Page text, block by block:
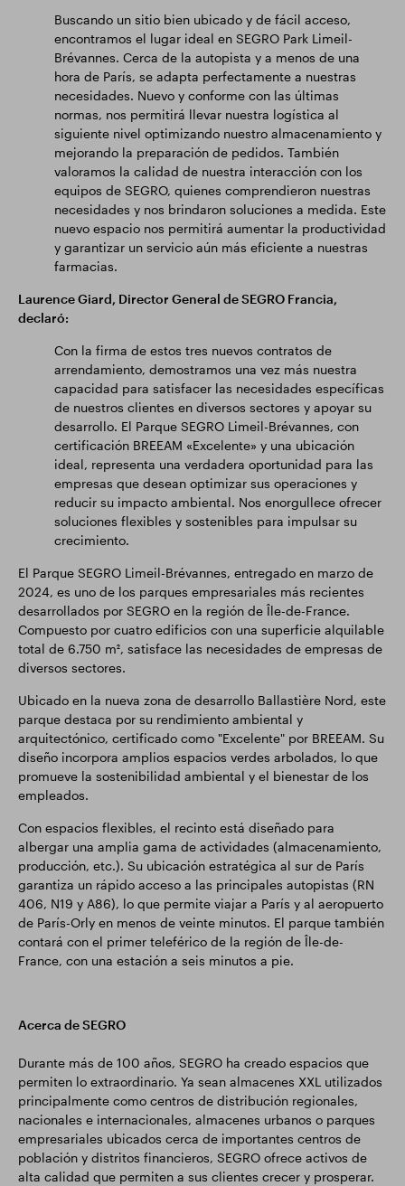
Buscando un sitio bien ubicado y de fácil acceso,
encontramos el lugar ideal en SEGRO Park Limeil-
Brévannes. Cerca de la autopista y a menos de una
hora de París, se adapta perfectamente a nuestras
necesidades. Nuevo y conforme con las últimas
normas, nos permitirá llevar nuestra logística al
siguiente nivel optimizando nuestro almacenamiento y
mejorando la preparación de pedidos. También
valoramos la calidad de nuestra interacción con los
equipos de SEGRO, quienes comprendieron nuestras
necesidades y nos brindaron soluciones a medida. Este
nuevo espacio nos permitirá aumentar la productividad
y garantizar un servicio aún más eficiente a nuestras
farmacias.
Laurence Giard, Director General de SEGRO Francia,
declaró:
Con la firma de estos tres nuevos contratos de
arrendamiento, demostramos una vez más nuestra
capacidad para satisfacer las necesidades específicas
de nuestros clientes en diversos sectores y apoyar su
desarrollo. El Parque SEGRO Limeil-Brévannes, con
certificación BREEAM «Excelente» y una ubicación
ideal, representa una verdadera oportunidad para las
empresas que desean optimizar sus operaciones y
reducir su impacto ambiental. Nos enorgullece ofrecer
soluciones flexibles y sostenibles para impulsar su
crecimiento.
El Parque SEGRO Limeil-Brévannes, entregado en marzo de
2024, es uno de los parques empresariales más recientes
desarrollados por SEGRO en la región de Île-de-France.
Compuesto por cuatro edificios con una superficie alquilable
total de 6.750 m², satisface las necesidades de empresas de
diversos sectores.
Ubicado en la nueva zona de desarrollo Ballastière Nord, este
parque destaca por su rendimiento ambiental y
arquitectónico, certificado como "Excelente" por BREEAM. Su
diseño incorpora amplios espacios verdes arbolados, lo que
promueve la sostenibilidad ambiental y el bienestar de los
empleados.
Con espacios flexibles, el recinto está diseñado para
albergar una amplia gama de actividades (almacenamiento,
producción, etc.). Su ubicación estratégica al sur de París
garantiza un rápido acceso a las principales autopistas (RN
406, N19 y A86), lo que permite viajar a París y al aeropuerto
de París-Orly en menos de veinte minutos. El parque también
contará con el primer teleférico de la región de Île-de-
France, con una estación a seis minutos a pie.
Acerca de SEGRO
Durante más de 100 años, SEGRO ha creado espacios que
permiten lo extraordinario. Ya sean almacenes XXL utilizados
principalmente como centros de distribución regionales,
nacionales e internacionales, almacenes urbanos o parques
empresariales ubicados cerca de importantes centros de
población y distritos financieros, SEGRO ofrece activos de
alta calidad que permiten a sus clientes crecer y prosperar.